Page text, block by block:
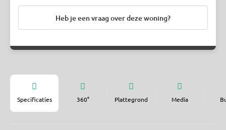
Heb je een vraag over deze woning?
Specificaties 360° Plattegrond Media